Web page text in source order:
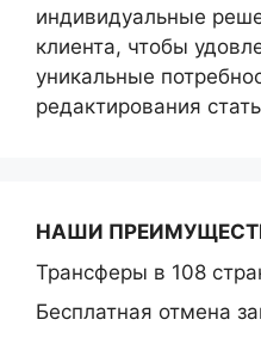
индивидуальные
клиента, чтобы
уникальные
редактирования
НАШИ
Трансферы в 108
Бесплатная отмена